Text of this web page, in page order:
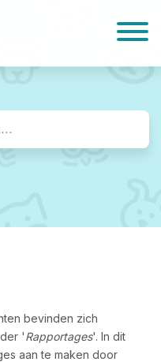
bevinden zich
'Rapportages'. In dit
aan te maken door